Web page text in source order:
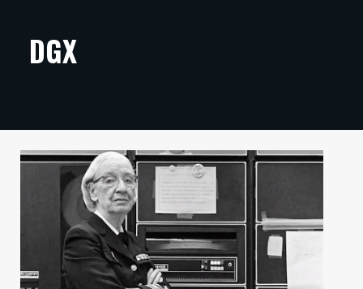
ARTIKKELIT
TECHBBS
TIETOA
VAIHDA TEEMA
DGX